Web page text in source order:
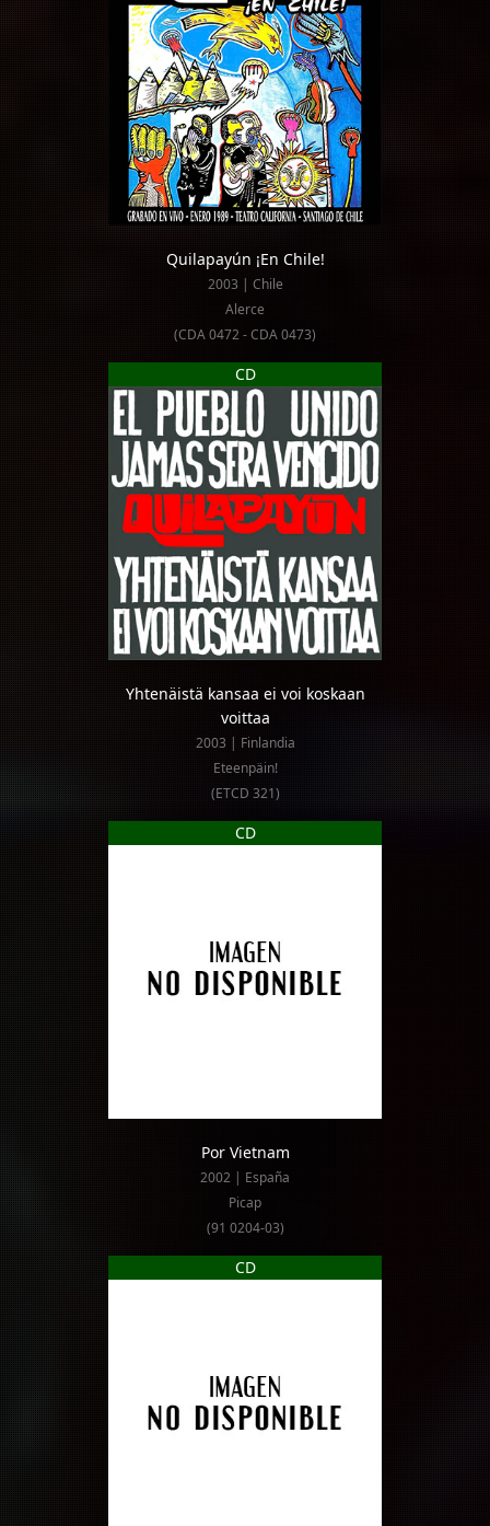
Quilapayún ¡En Chile!
2003 | Chile
Alerce
(CDA 0472 - CDA 0473)
CD
Yhtenäistä kansaa ei voi koskaan
voittaa
2003 | Finlandia
Eteenpäin!
(ETCD 321)
CD
Por Vietnam
2002 | España
Picap
(91 0204-03)
CD